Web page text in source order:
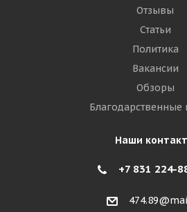
Отзывы
Статьи
Политика
Вакансии
Обзоры
Благодарственные
Наши
+7 831 224-